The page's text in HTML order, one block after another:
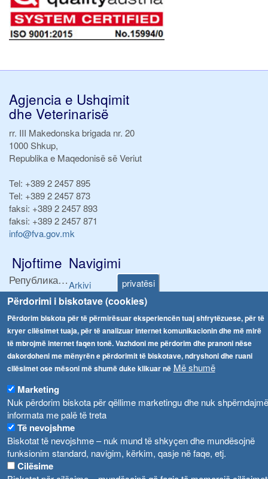
privatësi
Përdorimi i biskotave (cookies)
Përdorim biskota për të përmirësuar eksperiencën tuaj shfrytëzuese, për të
kryer cilësimet tuaja, për të analizuar internet komunikacionin dhe më mirë
të mbrojmë internet faqen tonë. Vazhdoni me përdorim dhe pranoni nëse
dakordoheni me mënyrën e përdorimit të biskotave, ndryshoni dhe ruani
cilësimet ose mësoni më shumë duke klikuar në Më shumë
Marketing
Nuk përdorim biskota për qëllime marketingu dhe nuk shpërndajmë
informata me palë të treta
Të nevojshme
Biskotat të nevojshme – nuk mund të shkyçen dhe mundësojnë
funksionim standard, navigim, kërkim, qasje në faqe, etj.
Cilësime
Agjencia e Ushqimit
dhe Veterinarisë
rr. III Makedonska brigada nr. 20
1000 Shkup,
Republika e Maqedonisë së Veriut
Tel: +389 2 2457 895
Tel: +389 2 2457 873
faksi: +389 2 2457 893
faksi: +389 2 2457 871
info@fva.gov.mk
Njoftime
Република Бугарија ги засили официјалните контроли при увоз на свежо овошје и зеленчук
Високите температури ризик од труење со храна, опасни се и за животните
Водата во Гостивар може да се користи како техничка, продолжува испораката на флаширана вода
Во Гостивар спроведени 70 вонредни контроли
Забраната за водата во Гостивар останува на сила, операторите да користат само технички безбедна вода
Navigimi
Arkivi
Regjistrat
Formularë
Ndalesa
Shpalljet